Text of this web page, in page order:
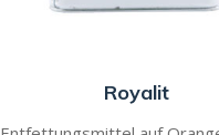
Royalit